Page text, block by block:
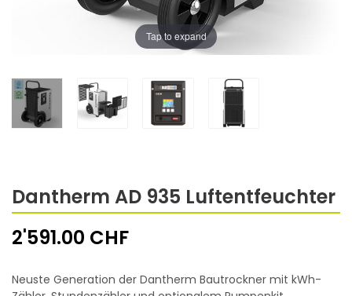
Tap to expand
Dantherm AD 935 Luftentfeuchter
2'591.00 CHF
Neuste Generation der Dantherm Bautrockner mit kWh-